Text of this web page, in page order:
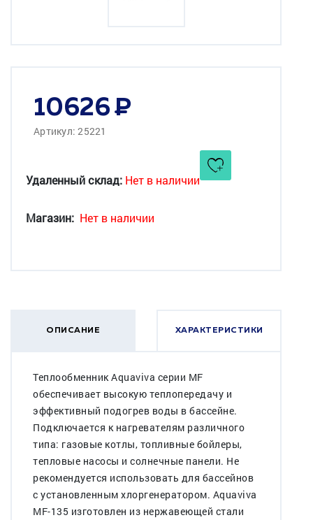
10626
Артикул: 25221
Удаленный склад: Нет в наличии
Магазин: Нет в наличии
ОПИСАНИЕ ХАРАКТЕРИСТИКИ
Теплообменник Aquaviva серии MF
обеспечивает высокую теплопередачу и
эффективный подогрев воды в бассейне.
Подключается к нагревателям различного
типа: газовые котлы, топливные бойлеры,
тепловые насосы и солнечные панели. Не
рекомендуется использовать для бассейнов
с установленным хлоргенератором. Aquaviva
MF-135 изготовлен из нержавеющей стали